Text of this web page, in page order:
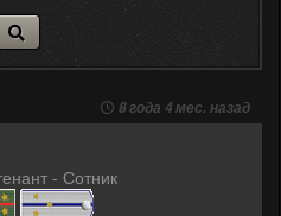
8 года 4 мес. назад
- Сотник